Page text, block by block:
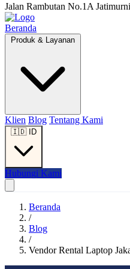
Jalan Rambutan No.1A
Beranda
Produk & Layanan
Klien Blog Tentang Kami
🇮🇩 ID
Hubungi Kami
Beranda
/
Blog
/
Vendor Rental Laptop